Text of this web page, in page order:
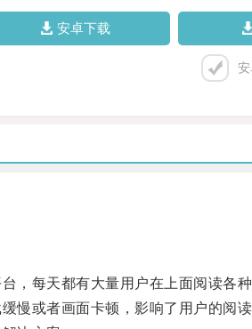
安卓下载
每天都有大量用户在上面阅读各种
或者画面卡顿，影响了用户的阅读